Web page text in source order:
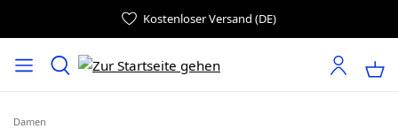
Kostenloser Versand (DE)
Damen